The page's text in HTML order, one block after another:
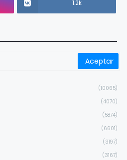
1.2k
(10065)
(4070)
(5874)
(6601)
(3197)
(3167)